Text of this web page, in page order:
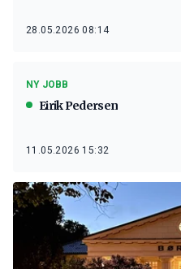
28.05.2026 08:14
NY JOBB
Eirik Pedersen
11.05.2026 15:32